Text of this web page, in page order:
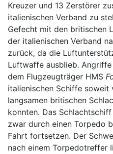
Kreuzer und 13 Zerstörer
italienischen Verband zu
Gefecht mit den britischen
der italienischen Verband
zurück, da die
Luftwaffe ausblieb.
dem Flugzeugträger HMS
italienischen Schiffe soweit
langsamen britischen
konnten. Das Schlachtschiff
zwar durch einen Torpedo
Fahrt fortsetzen. Der
nach einem Torpedotreffer